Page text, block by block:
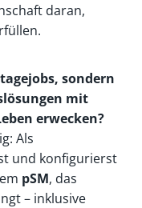
daran,
sondern
mit
erwecken?
Als
und konfigurierst
pSM, das
– inklusive